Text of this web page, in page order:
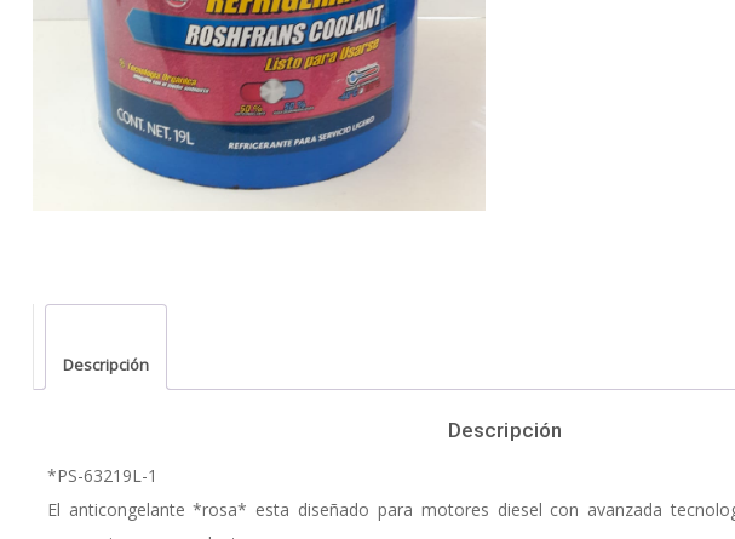
Descripción
Descripción
*PS-63219L-1
El anticongelante *rosa* esta diseñado para motores diesel con avanzada